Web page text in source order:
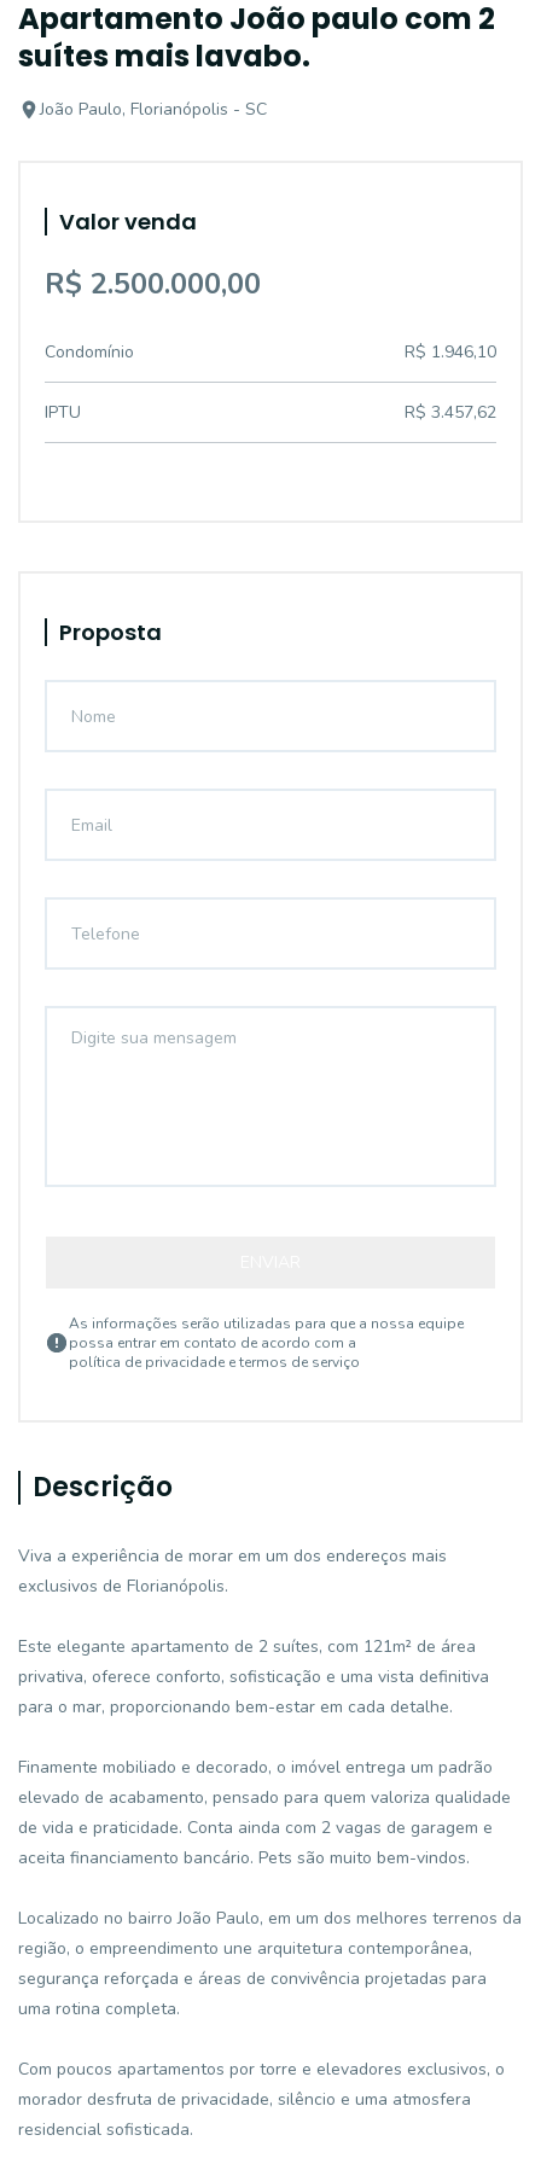
Apartamento João paulo com 2
suítes mais lavabo.
João Paulo, Florianópolis - SC
Valor venda
R$ 2.500.000,00
Condomínio R$ 1.946,10
IPTU R$ 3.457,62
Proposta
As informações serão utilizadas para que a nossa equipe
possa entrar em contato de acordo com a
política de privacidade e termos de serviço
Descrição
Viva a experiência de morar em um dos endereços mais
exclusivos de Florianópolis.
Este elegante apartamento de 2 suítes, com 121m² de área
privativa, oferece conforto, sofisticação e uma vista definitiva
para o mar, proporcionando bem-estar em cada detalhe.
Finamente mobiliado e decorado, o imóvel entrega um padrão
elevado de acabamento, pensado para quem valoriza qualidade
de vida e praticidade. Conta ainda com 2 vagas de garagem e
aceita financiamento bancário. Pets são muito bem-vindos.
Localizado no bairro João Paulo, em um dos melhores terrenos da
região, o empreendimento une arquitetura contemporânea,
segurança reforçada e áreas de convivência projetadas para
uma rotina completa.
Com poucos apartamentos por torre e elevadores exclusivos, o
morador desfruta de privacidade, silêncio e uma atmosfera
residencial sofisticada.